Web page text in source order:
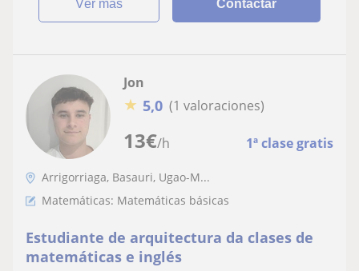
ver más Contactar
13€/h 1ª clase gratis
Jon
★ 5,0 (1 valoraciones)
Arrigorriaga, Basauri, Ugao-M...
Matemáticas: Matemáticas básicas
Estudiante de arquitectura da clases de
matemáticas e inglés